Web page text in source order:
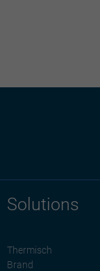
Solutions
Thermisch
Brand